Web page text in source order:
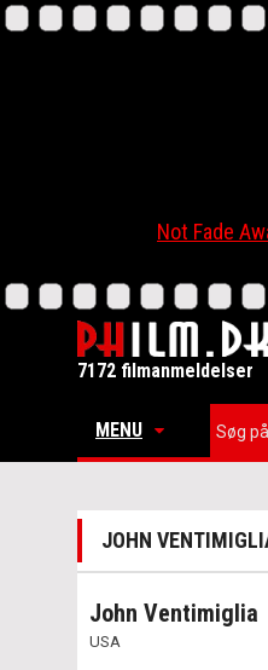
Not Fade Away
7172 filmanmeldelser
MENU
JOHN
John Ventimiglia
USA